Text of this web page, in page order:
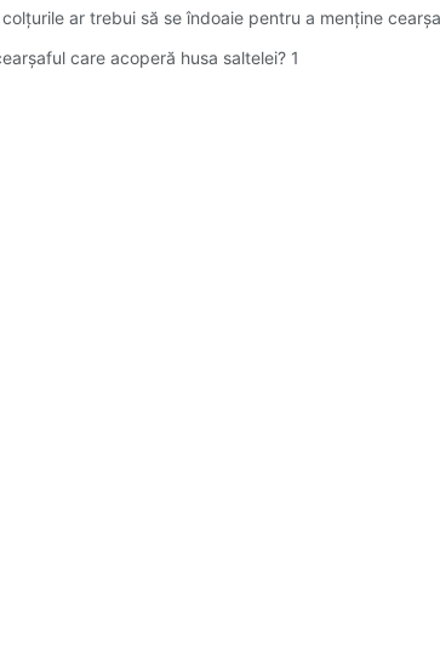
ar trebui să se îndoaie pentru a menține